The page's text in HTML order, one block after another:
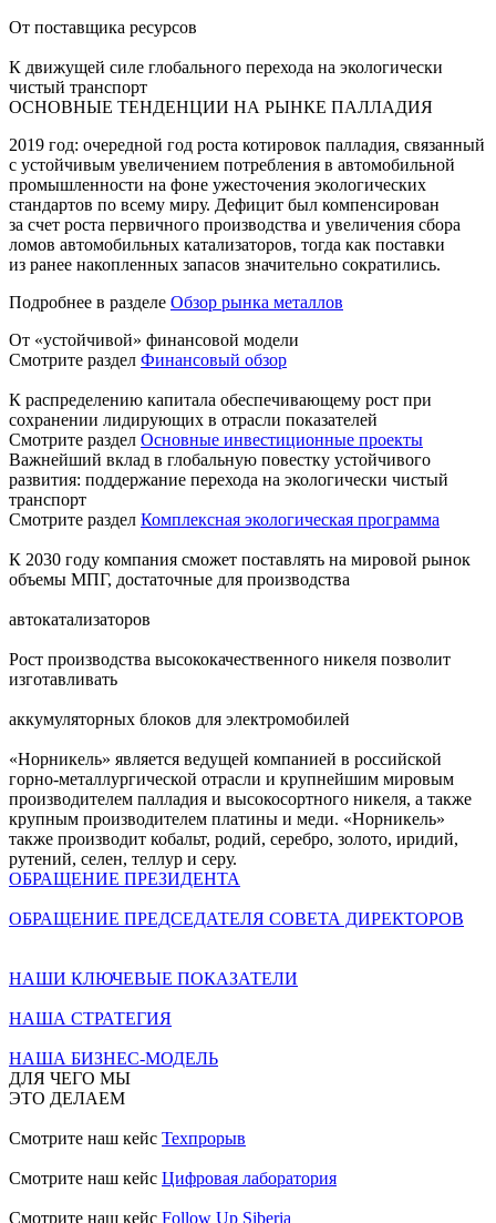
От поставщика ресурсов
К движущей силе глобального перехода на экологически
чистый транспорт
ОСНОВНЫЕ ТЕНДЕНЦИИ НА РЫНКЕ ПАЛЛАДИЯ
2019 год: очередной год роста котировок палладия, связанный
с устойчивым увеличением потребления в автомобильной
промышленности на фоне ужесточения экологических
стандартов по всему миру. Дефицит был компенсирован
за счет роста первичного производства и увеличения сбора
ломов автомобильных катализаторов, тогда как поставки
из ранее накопленных запасов значительно сократились.
Подробнее в разделе Обзор рынка металлов
От «устойчивой» финансовой модели
Смотрите раздел Финансовый обзор
К распределению капитала обеспечивающему рост при
сохранении лидирующих в отрасли показателей
Смотрите раздел Основные инвестиционные проекты
Важнейший вклад в глобальную повестку устойчивого
развития: поддержание перехода на экологически чистый
транспорт
Смотрите раздел Комплексная экологическая программа
К 2030 году компания сможет поставлять на мировой рынок
объемы МПГ, достаточные для производства
автокатализаторов
Рост производства высококачественного никеля позволит
изготавливать
аккумуляторных блоков для электромобилей
«Норникель» является ведущей компанией в российской
горно-металлургической отрасли и крупнейшим мировым
производителем палладия и высокосортного никеля, а также
крупным производителем платины и меди. «Норникель»
также производит кобальт, родий, серебро, золото, иридий,
рутений, селен, теллур и серу.
ОБРАЩЕНИЕ ПРЕЗИДЕНТА
ОБРАЩЕНИЕ ПРЕДСЕДАТЕЛЯ СОВЕТА ДИРЕКТОРОВ
НАШИ КЛЮЧЕВЫЕ ПОКАЗАТЕЛИ
НАША СТРАТЕГИЯ
НАША БИЗНЕС-МОДЕЛЬ
ДЛЯ ЧЕГО МЫ
ЭТО ДЕЛАЕМ
Смотрите наш кейс Техпрорыв
Смотрите наш кейс Цифровая лаборатория
Смотрите наш кейс Follow Up Siberia